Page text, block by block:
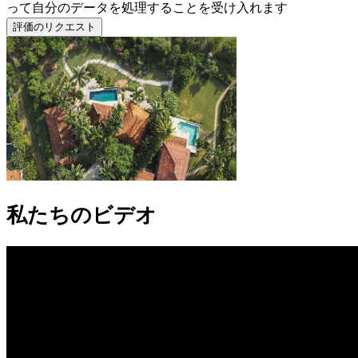
って自分のデータを処理することを受け入れます
評価のリクエスト
私たちのビデオ